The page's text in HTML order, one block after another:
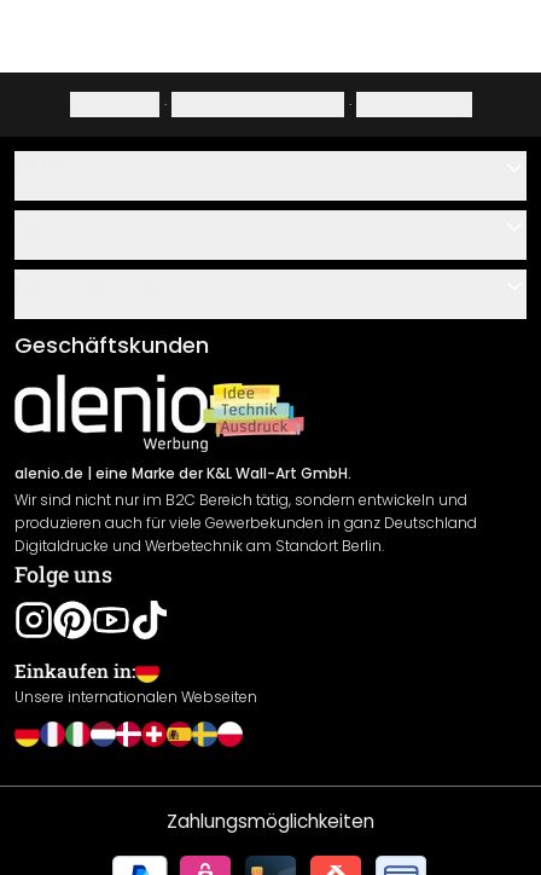
· ·
Über uns
Klebe- und Montageanleitungen
Newsletter An-/Abmeldung
Sendungsverfolgung
AGB
Impressum
Versand & Zahlung
Rücksendung
Widerrufsrecht
Datenschutzerklärung
Gewährleistung
Leistungserklärung / CE-Zeichen
Cookie Einstellungen
Geschäftskunden
alenio.de | eine Marke der K&L Wall-Art GmbH.
Wir sind nicht nur im B2C Bereich tätig, sondern entwickeln und
produzieren auch für viele Gewerbekunden in ganz Deutschland
Digitaldrucke und Werbetechnik am Standort Berlin.
Folge uns
Einkaufen in:
Unsere internationalen Webseiten
Zahlungsmöglichkeiten